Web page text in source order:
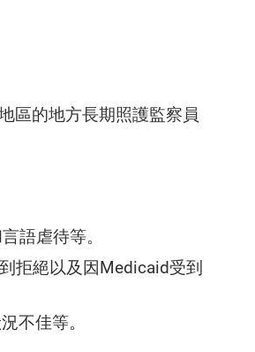
區的地方長期照護監察員
語虐待等。
拒絕以及因Medicaid受到
不佳等。